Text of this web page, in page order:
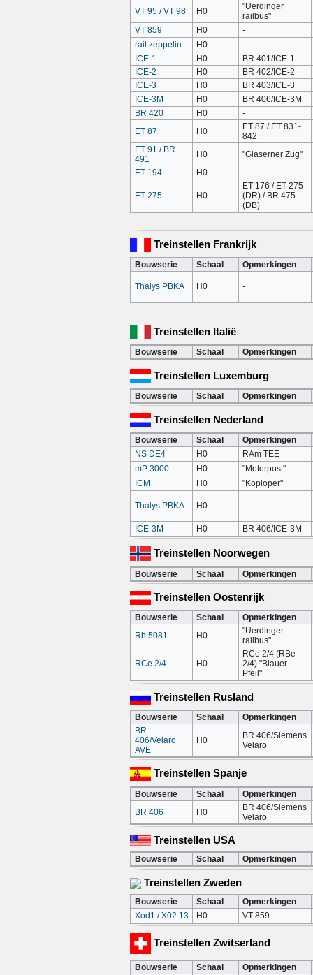
VT 95 / VT 98
H0
"Uerdinger
railbus"
VT 859
H0
-
rail zeppelin
H0
-
ICE-1
H0
BR 401/ICE-1
ICE-2
H0
BR 402/ICE-2
ICE-3
H0
BR 403/ICE-3
ICE-3M
H0
BR 406/ICE-3M
BR 420
H0
-
ET 87
H0
ET 87 / ET 831-
842
ET 91 / BR
491
H0
"Glaserner Zug"
ET 194
H0 -
ET 275 H0
ET 176 / ET 275
(DR) / BR 475
(DB)
Treinstellen Frankrijk
Bouwserie Schaal Opmerkingen
Thalys PBKA H0 -
Treinstellen Italië
Bouwserie Schaal Opmerkingen
Treinstellen Luxemburg
Bouwserie Schaal Opmerkingen
Treinstellen Nederland
Bouwserie Schaal
Opmerkingen
NS DE4
H0
RAm TEE
mP 3000
H0
"Motorpost"
ICM
H0 "Koploper"
Thalys PBKA H0 -
ICE-3M H0 BR 406/ICE-3M
Treinstellen Noorwegen
Bouwserie Schaal Opmerkingen
Treinstellen Oostenrijk
Bouwserie Schaal
Opmerkingen
Rh 5081
H0
"Uerdinger
railbus"
RCe 2/4 H0
RCe 2/4 (RBe
2/4) "Blauer
Pfeil"
Treinstellen Rusland
Bouwserie Schaal
Opmerkingen
BR
406/Velaro
AVE
H0
BR 406/Siemens
Velaro
Treinstellen Spanje
Bouwserie Schaal
Opmerkingen
BR 406
H0
BR 406/Siemens
Velaro
Treinstellen USA
Bouwserie Schaal Opmerkingen
Treinstellen Zweden
Bouwserie Schaal
Opmerkingen
Xod1 / X02 13
H0 VT 859
Treinstellen Zwitserland
Bouwserie Schaal Opmerkingen